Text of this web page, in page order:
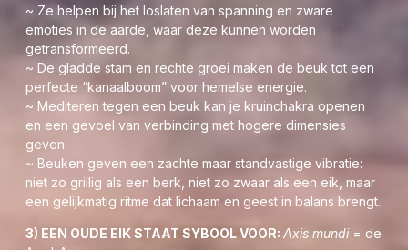
Maria@sterrenpoort.com
www.aardehealing.com
www.worldpeacehealingcircles.nl
www.mariavandergeest.com
Ik maak de lezer er tot slot op attent:
Dat de Sterrenpoort en Maria van der Geest nooit
aansprakelijk kan worden gesteld voor enigerlei letsel die
voortvloeien uit de toepassing van de op mijn Blog
aanbevolen producten of werkmethoden en komen dus nooit
in de plaats van een bezoek aan arts / specialist.
~ Ze helpen bij het loslaten van spanning en zware
emoties in de aarde, waar deze kunnen worden
getransformeerd.
~ De gladde stam en rechte groei maken de beuk tot een
perfecte “kanaalboom” voor hemelse energie.
~ Mediteren tegen een beuk kan je kruinchakra openen
en een gevoel van verbinding met hogere dimensies
geven.
~ Beuken geven een zachte maar standvastige vibratie:
niet zo grillig als een berk, niet zo zwaar als een eik, maar
een gelijkmatig ritme dat lichaam en geest in balans brengt.
3) EEN OUDE EIK STAAT SYBOOL VOOR: Axis mundi= de